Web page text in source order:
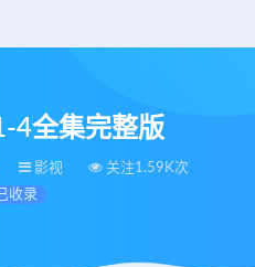
4全集完整版
影视
关注1.59K次
收录